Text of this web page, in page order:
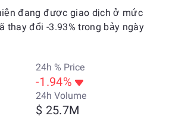
đang được giao dịch ở mức
thay đổi -3.93% trong bảy ngày
24h % Price
-1.94%
24h Volume
$ 25.7M